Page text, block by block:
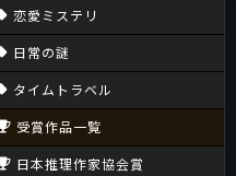
恋愛ミステリ
日常の謎
タイムトラベル
受賞作品一覧
日本推理作家協会賞